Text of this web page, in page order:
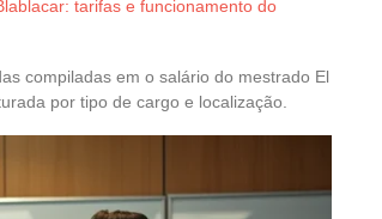
tarifas e funcionamento do
compiladas em o salário do mestrado El
por tipo de cargo e localização.